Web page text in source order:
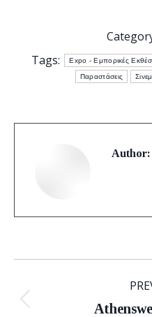
Tags:
Expo - Εμπορικές
Παραστάσεις
Author:
navigation